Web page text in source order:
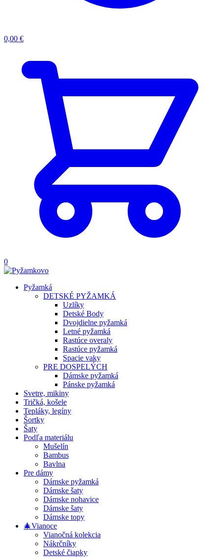
0,00 €
0
Pyžamká
DETSKÉ PYŽAMKÁ
Uzlíky
Detské Body
Dvojdielne pyžamká
Letné pyžamká
Rastúce overaly
Rastúce pyžamká
Spacie vaky
PRE DOSPELÝCH
Dámske pyžamká
Pánske pyžamká
Svetre, mikiny
Tričká, košele
Tepláky, legíny
Šortky
Šaty
Podľa materiálu
Mušelín
Bambus
Bavlna
Pre dámy
Dámske pyžamká
Dámske šaty
Dámske nohavice
Dámske šaty
Dámske topy
🎄Vianoce
Vianočná kolekcia
Nákrčníky
Detské čiapky